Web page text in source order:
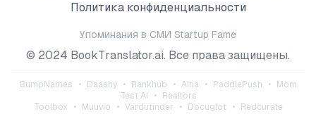
Политика конфиденциальности
Упоминания в СМИ Startup Fame
© 2024 BookTranslator.ai. Все права защищены.
BumpNames • Daashy • Rankhub • Aina • PaddlePush •
Mom
Test AI
•
Realtors
Toolbox
• Muuvio • Vardutinder • Docuglot • Redcurate